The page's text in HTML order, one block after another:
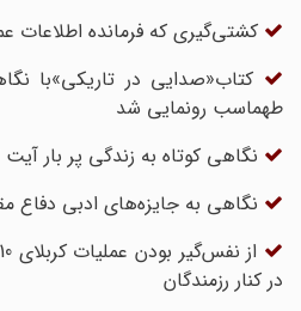
کشتی‌گیری که فرمانده اطلاعات
طهماسب رونمایی شد
نگاهی کوتاه به زندگی پر بار آیت
نگاهی به جایزه‌های ادبی دفاع
در کنار رزمندگان